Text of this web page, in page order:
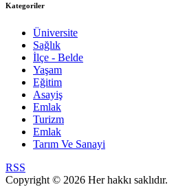
Kategoriler
Üniversite
Sağlık
İlçe - Belde
Yaşam
Eğitim
Asayiş
Emlak
Turizm
Emlak
Tarım Ve Sanayi
RSS
Copyright © 2026 Her hakkı saklıdır.